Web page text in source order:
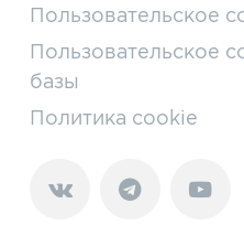
Пользовательское
Пользовательское
базы
Политика cookie